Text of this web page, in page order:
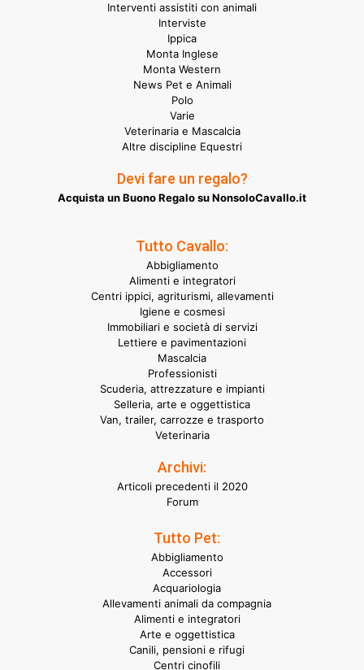
Interventi assistiti con animali
Interviste
Ippica
Monta Inglese
Monta Western
News Pet e Animali
Polo
Varie
Veterinaria e Mascalcia
Altre discipline Equestri
Devi fare un regalo?
Acquista un Buono Regalo su NonsoloCavallo.it
Tutto Cavallo:
Abbigliamento
Alimenti e integratori
Centri ippici, agriturismi, allevamenti
Igiene e cosmesi
Immobiliari e società di servizi
Lettiere e pavimentazioni
Mascalcia
Professionisti
Scuderia, attrezzature e impianti
Selleria, arte e oggettistica
Van, trailer, carrozze e trasporto
Veterinaria
Archivi:
Articoli precedenti il 2020
Forum
Tutto Pet:
Abbigliamento
Accessori
Acquariologia
Allevamenti animali da compagnia
Alimenti e integratori
Arte e oggettistica
Canili, pensioni e rifugi
Centri cinofili